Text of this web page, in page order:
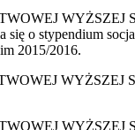
WYŻSZEJ
się o stypendium
2015/2016.
WYŻSZEJ
WYŻSZEJ